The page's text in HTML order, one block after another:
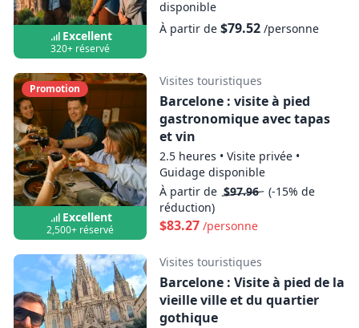
Excellent
320+ réservé
disponible
À partir de $79.52/personne
Promotion
Excellent
2,500+ réservé
Visites touristiques
Barcelone : visite à pied
gastronomique avec tapas
et vin
2.5 heures • Visite privée •
Guidage disponible
À partir de $97.96 (-15% de
réduction)
$83.27/personne
Visites touristiques
Barcelone : Visite à pied de la
vieille ville et du quartier
gothique